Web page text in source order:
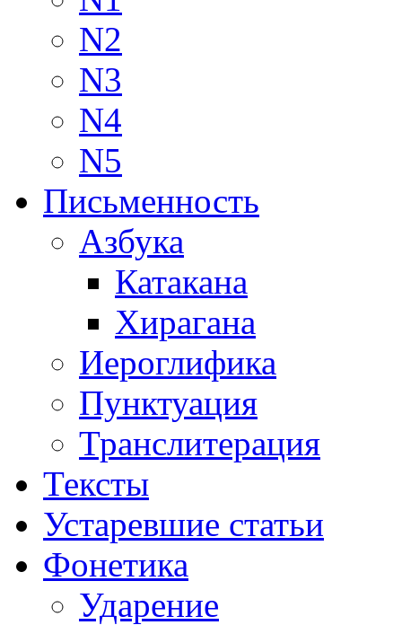
N2
N3
N4
N5
Письменность
Азбука
Катакана
Хирагана
Иероглифика
Пунктуация
Транслитерация
Тексты
Устаревшие статьи
Фонетика
Ударение